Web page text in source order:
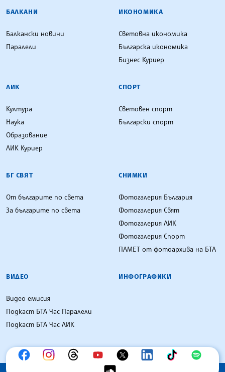
БАЛКАНИ
Балкански новини
Паралели
ИКОНОМИКА
Световна икономика
Българска икономика
Бизнес Куриер
ЛИК
Култура
Наука
Образование
ЛИК Куриер
СПОРТ
Световен спорт
Български спорт
БГ СВЯТ
От българите по света
За българите по света
СНИМКИ
Фотогалерия България
Фотогалерия Свят
Фотогалерия ЛИК
Фотогалерия Спорт
ПАМЕТ от фотоархива на БТА
ВИДЕО
Видео емисия
Подкаст БТА Час Паралели
Подкаст БТА Час ЛИК
ИНФОГРАФИКИ